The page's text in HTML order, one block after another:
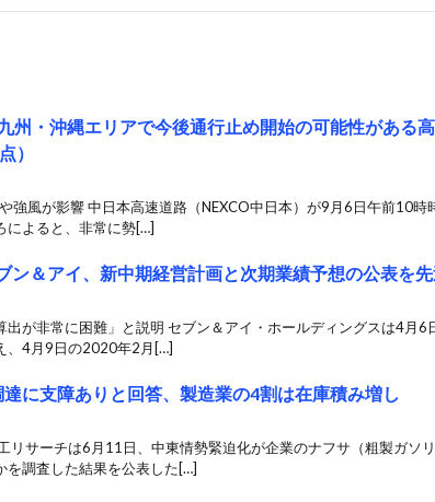
州・沖縄エリアで今後通行止め開始の可能性がある
）
強風が影響 中日本高速道路（NEXCO中日本）が9月6日午前10時
によると、非常に勢[…]
ン＆アイ、新中期経営計画と次期業績予想の公表を先
出が非常に困難」と説明 セブン＆アイ・ホールディングスは4月6
、4月9日の2020年2月[…]
に支障ありと回答、製造業の4割は在庫積み増し
リサーチは6月11日、中東情勢緊迫化が企業のナフサ（粗製ガソ
を調査した結果を公表した[…]